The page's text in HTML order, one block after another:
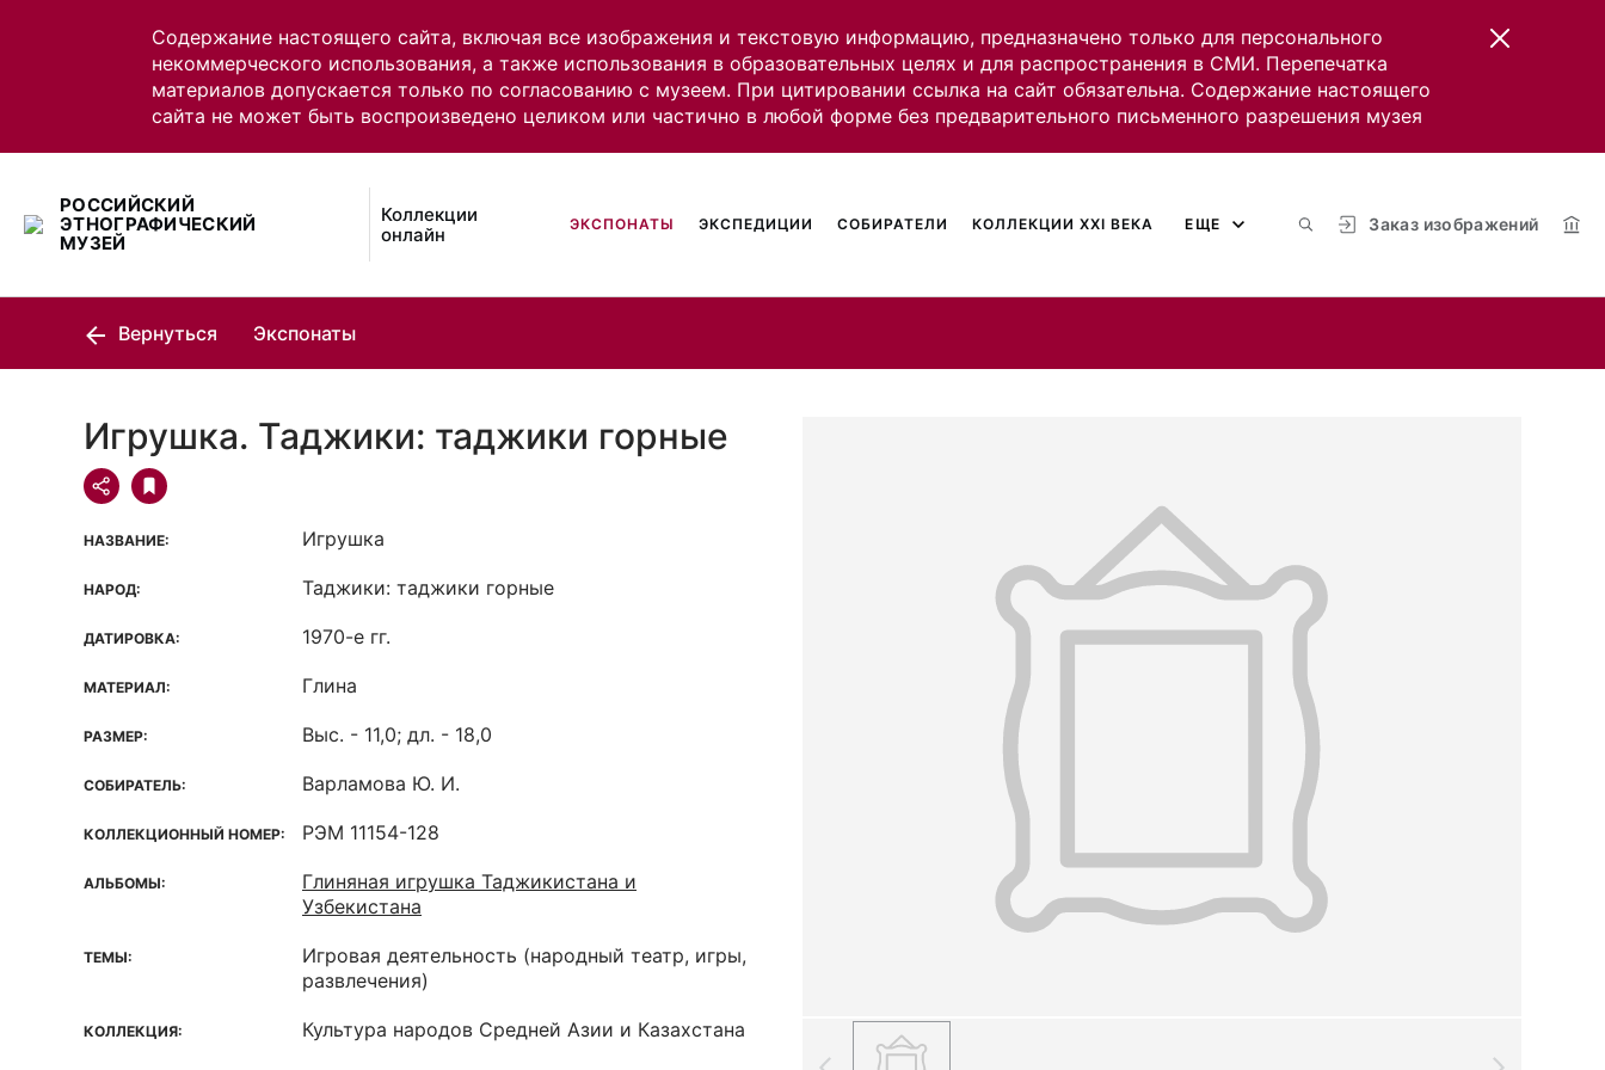
Содержание настоящего сайта, включая все изображения и текстовую информацию, предназначено только для персонального
некоммерческого использования, а также использования в образовательных целях и для распространения в СМИ. Перепечатка
материалов допускается только по согласованию с музеем. При цитировании ссылка на сайт обязательна. Содержание настоящего
сайта не может быть воспроизведено целиком или частично в любой форме без предварительного письменного разрешения музея
РОССИЙСКИЙ
ЭТНОГРАФИЧЕСКИЙ
МУЗЕЙ
Коллекции
онлайн
Заказ изображений
ЭКСПОНАТЫ ЭКСПЕДИЦИИ СОБИРАТЕЛИ КОЛЛЕКЦИИ XXI ВЕКА ЕЩЕ
Вернуться Экспонаты
Игрушка. Таджики: таджики горные
НАЗВАНИЕ: Игрушка
НАРОД: Таджики: таджики горные
ДАТИРОВКА: 1970-е гг.
МАТЕРИАЛ: Глина
РАЗМЕР: Выс. - 11,0; дл. - 18,0
СОБИРАТЕЛЬ: Варламова Ю. И.
КОЛЛЕКЦИОННЫЙ НОМЕР: РЭМ 11154-128
АЛЬБОМЫ:
Глиняная игрушка Таджикистана и
Узбекистана
ТЕМЫ:
Игровая деятельность (народный театр, игры,
развлечения)
КОЛЛЕКЦИЯ: Культура народов Средней Азии и Казахстана